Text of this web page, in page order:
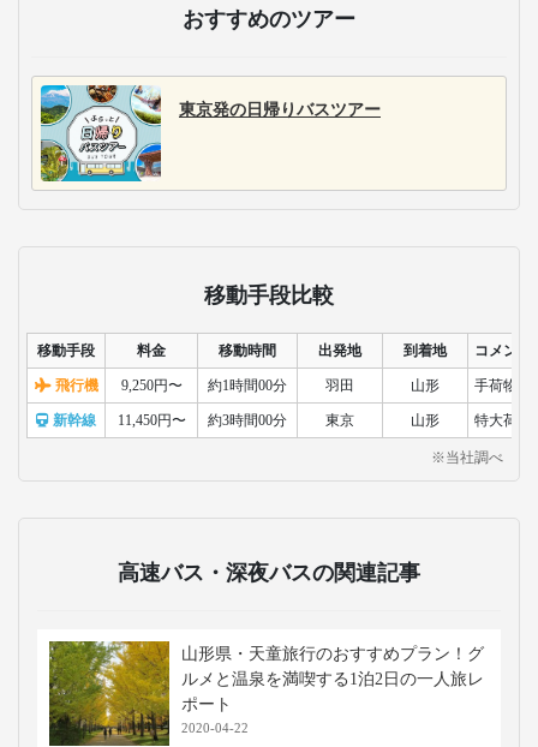
おすすめのツアー
東京発の日帰りバスツアー
移動手段比較
移動手段 料金 移動時間 出発地 到着地 コメント
飛行機 9,250円〜 約1時間00分 羽田 山形 手荷物検
新幹線 11,450円〜 約3時間00分 東京 山形 特大荷物
※当社調べ
高速バス・深夜バスの関連記事
山形県・天童旅行のおすすめプラン！グ
ルメと温泉を満喫する1泊2日の一人旅レ
ポート
2020-04-22